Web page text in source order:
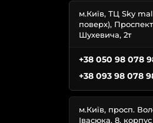
м.Київ, ТЦ Sky
поверх),
Шухевича, 2т
+38 050 98 078
+38 093 98 078
м.Київ, просп.
Івасюка, 8,